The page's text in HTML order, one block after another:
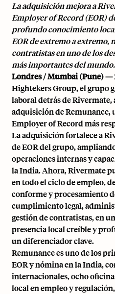
La adquisición mejora a
Employer of Record (EOR)
profundo conocimiento
EOR de extremo a extremo,
contratistas en uno de los
más importantes del mundo.
Londres / Mumbai (Pune) —
Hightekers Group, el grupo
laboral detrás de
adquisición de Remunance,
Employer of Record más
La adquisición fortalece a
de EOR del grupo,
operaciones internas y
la India. Ahora, Rivermate
en todo el ciclo de empleo,
conforme y procesamiento
cumplimiento legal,
gestión de contratistas, en
presencia local creíble y
un diferenciador clave.
Remunance es uno de los
EOR y nómina en la India,
internacionales, ocho
local en empleo y